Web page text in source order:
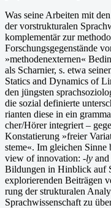
Was seine Arbeiten mit
der vorstrukturalen
komplementär zur
Forschungsgegenstände
»methodenexternen«
als Scharnier, s. etwa
Statics and Dynamics of
den jüngsten
die sozial definierte
rianten diese in ein
cher/Hörer integriert –
Konstatierung »freier
steme«. Im gleichen
view of innovation: -ly
Bildungen in Hinblick auf
explorierenden Beiträgen
rung der struk­turalen
Sprachwissen­schaft zu